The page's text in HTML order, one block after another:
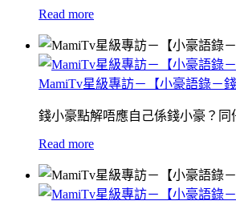
Read more
MamiTv星級專訪－【小豪語錄－
錢小豪點解唔應自己係錢小豪？
Read more